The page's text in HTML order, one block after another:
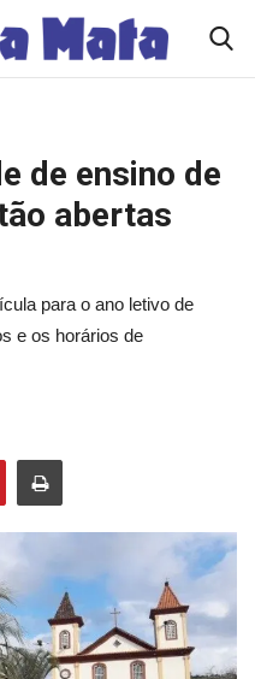
de ensino de
abertas
para o ano letivo de
e os horários de